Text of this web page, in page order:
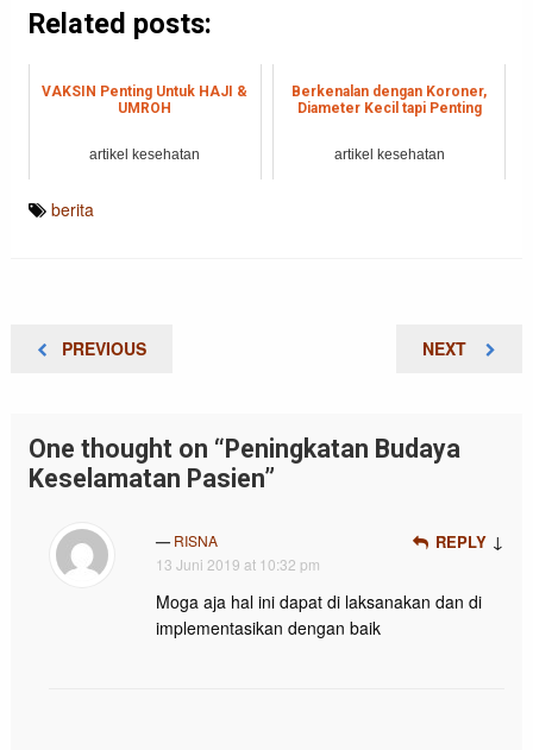
Related posts:
VAKSIN Penting Untuk HAJI &
UMROH
artikel kesehatan
Berkenalan dengan Koroner,
Diameter Kecil tapi Penting
artikel kesehatan
berita
Navigasi
PREVIOUS
PREVIOUS
NEXT
NEXT
One thought on “Peningkatan Budaya
Keselamatan Pasien”
RISNA
13 Juni 2019 at 10:32 pm
Moga aja hal ini dapat di laksanakan dan di
implementasikan dengan baik
REPLY ↓